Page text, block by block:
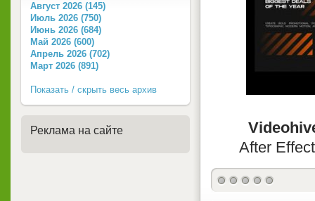
After
Август 2026 (145)
Июль 2026 (750)
Июнь 2026 (684)
Май 2026 (600)
Апрель 2026 (702)
Март 2026 (891)
Показать / скрыть весь архив
Реклама на сайте